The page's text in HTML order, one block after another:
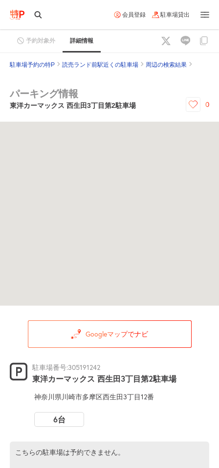
会員登録 駐車場貸出
予約対象外 詳細情報
駐車場予約の特P 読売ランド前駅近くの駐車場 周辺の検索結果
パーキング情報
東洋カーマックス 西生田3丁目第2駐車場 0
Googleマップでナビ
駐車場番号:305191242
東洋カーマックス 西生田3丁目第2駐車場
神奈川県川崎市多摩区西生田3丁目12番
6台
こちらの駐車場は予約できません。